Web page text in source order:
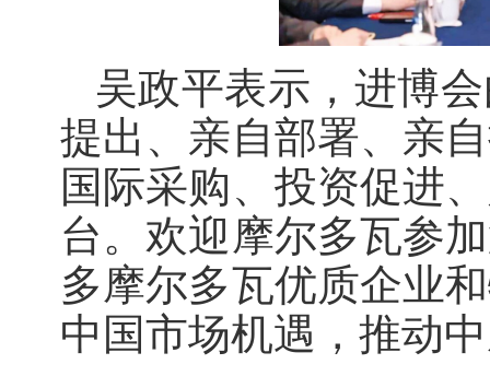
吴政平表示，进博
提出、亲自部署、亲
国际采购、投资促进
台。欢迎摩尔多瓦参
多摩尔多瓦优质企业
中国市场机遇，推动